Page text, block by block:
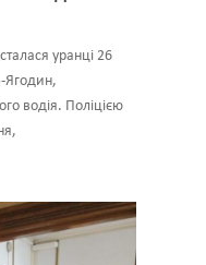
уранці 26
Ягодин,
водія. Поліцією